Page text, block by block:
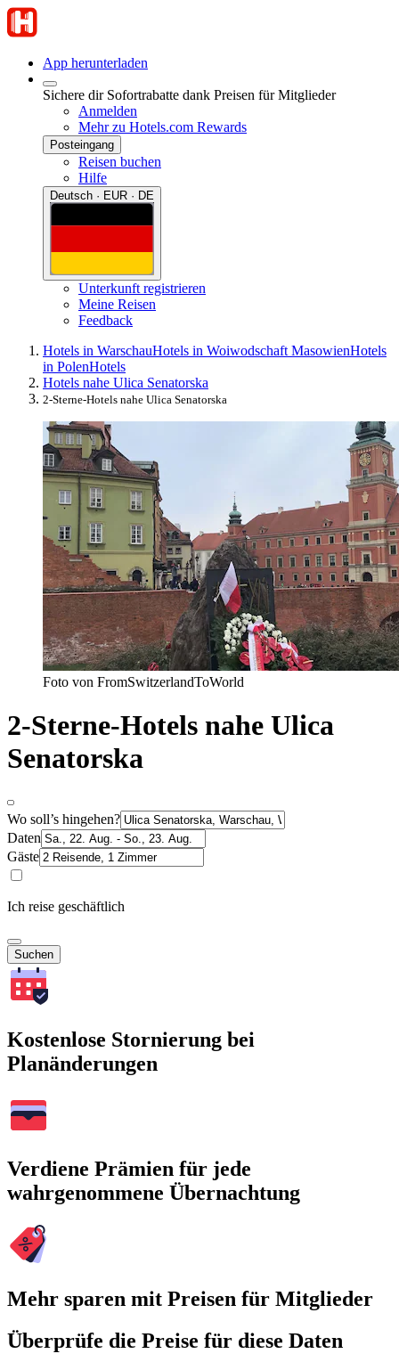
App herunterladen
Sichere dir Sofortrabatte dank Preisen für Mitglieder
Anmelden
Mehr zu Hotels.com Rewards
Posteingang
Reisen buchen
Hilfe
Deutsch · EUR · DE
Unterkunft registrieren
Meine Reisen
Feedback
Hotels in WarschauHotels in Woiwodschaft MasowienHotels
in PolenHotels
Hotels nahe Ulica Senatorska
2-Sterne-Hotels nahe Ulica Senatorska
Foto von FromSwitzerlandToWorld
2-Sterne-Hotels nahe Ulica
Senatorska
Wo soll’s hingehen?
Daten
Gäste
Ich reise geschäftlich
Suchen
Kostenlose Stornierung bei
Planänderungen
Verdiene Prämien für jede
wahrgenommene Übernachtung
Mehr sparen mit Preisen für Mitglieder
Überprüfe die Preise für diese Daten